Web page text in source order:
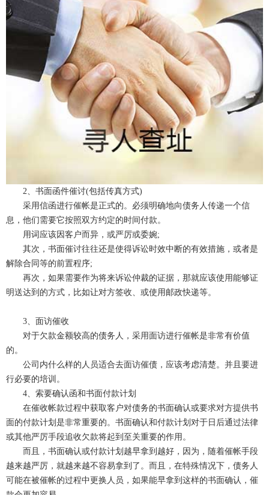
2、书面函件催讨(包括传真方式)
采用信函进行催帐是正式的。必须明确地向债务人传递一个信
息，他们需要它按照双方约定的时间付款。
用词应该因客户而异，或严厉或委婉;
其次，书面催讨往往还是使得诉讼时效中断的有效措施，或者是
解除合同等的前置程序;
再次，如果需要作为将来诉讼仲裁的证据，那就应该使用能够证
明送达到的方式，比如让对方签收、或使用邮政快递等。
3、面访催收
对于欠款金额较高的债务人，采用面访进行催帐是非常有价值
的。
公司内什么样的人员适合去面访催债，应该考虑清楚。并且要进
行必要的培训。
4、索要确认函和书面付款计划
在催收帐款过程中获取客户对债务的书面确认或要求对方提供书
面的付款计划是非常重要的。书面确认和付款计划对于日后通过法律
或其他严厉手段追收欠款将起到至关重要的作用。
而且，书面确认或付款计划越早拿到越好，因为，随着催帐手段
越来越严厉，就越来越不容易拿到了。而且，在特殊情况下，债务人
可能在被催帐的过程中更换人员，如果能早拿到这样的书面确认，催